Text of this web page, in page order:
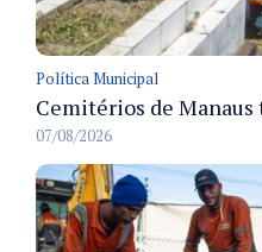
Política Municipal
07/08/2026